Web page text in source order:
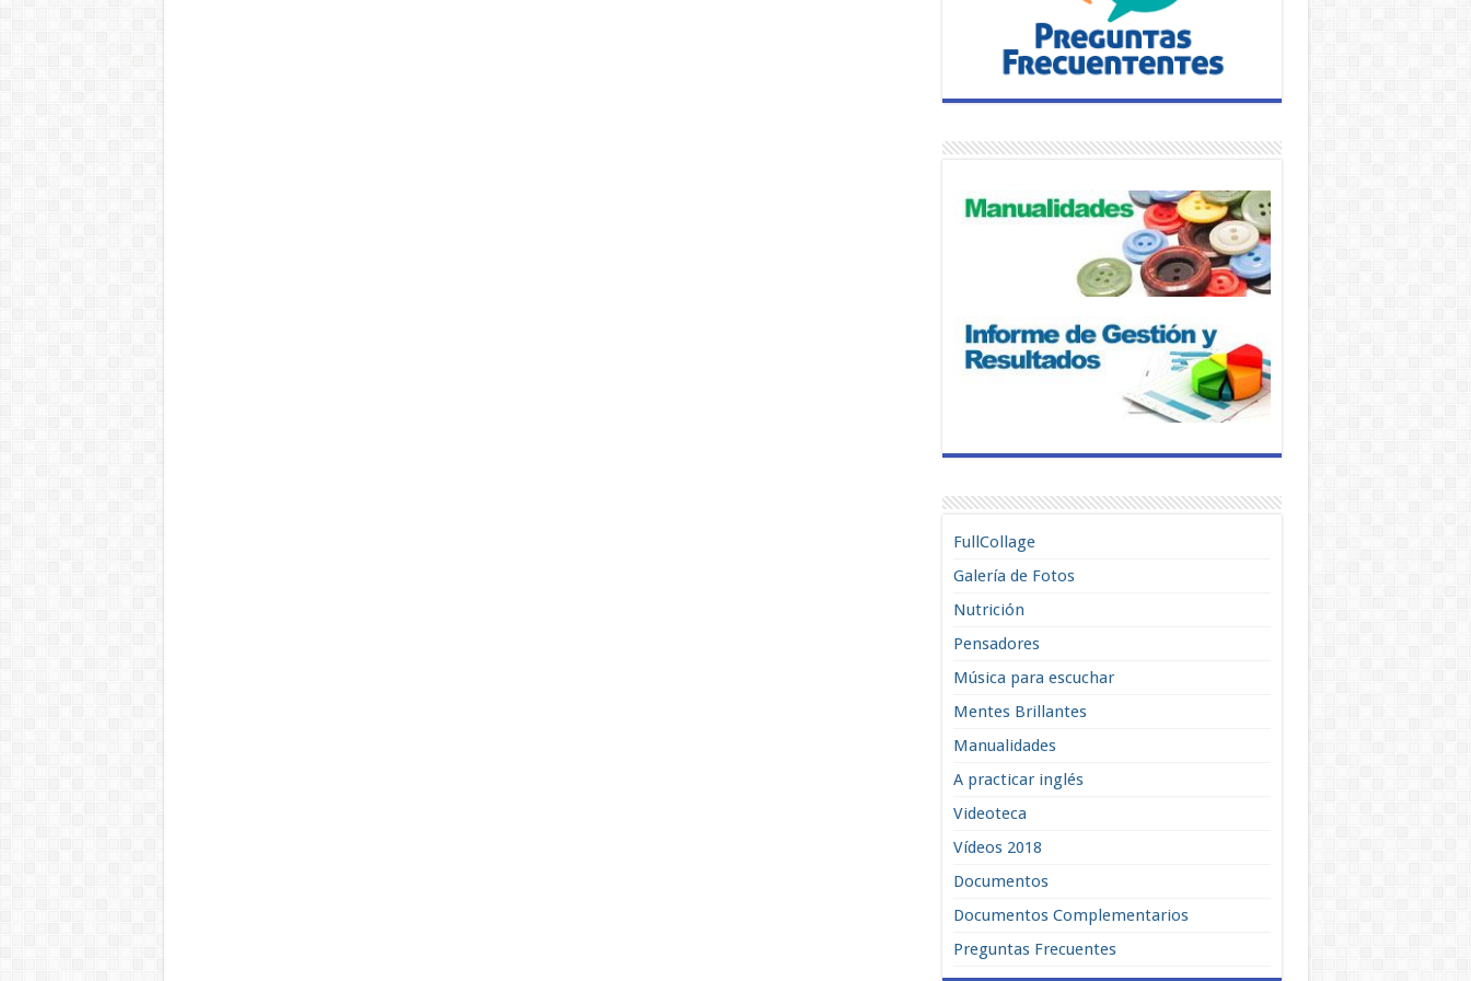
FullCollage
Galería de Fotos
Nutrición
Pensadores
Música para escuchar
Mentes Brillantes
Manualidades
A practicar inglés
Videoteca
Vídeos 2018
Documentos
Documentos Complementarios
Preguntas Frecuentes